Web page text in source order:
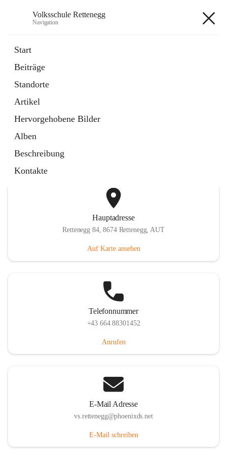
Volksschule Rettenegg
Navigation
Start
Beiträge
Standorte
Artikel
Hervorgehobene Bilder
Alben
Beschreibung
Kontakte
Externe Webseite
in
Tab
Termine Schuljahr 2025/2026
Artikel
öffnet
in
neuem
Tab
Hauptadresse
Rettenegg 84, 8674 Rettenegg, AUT
Auf Karte ansehen
Telefonnummer
+43 664 88301452
Anrufen
E-Mail Adresse
vs.rettenegg@phoenixds.net
E-Mail schreiben